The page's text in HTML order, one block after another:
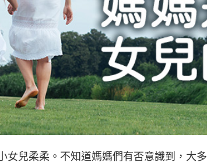
女兒柔柔。不知道媽媽們有否意識到，大